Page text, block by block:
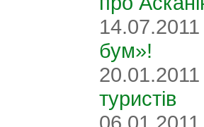
бум»!
туристів